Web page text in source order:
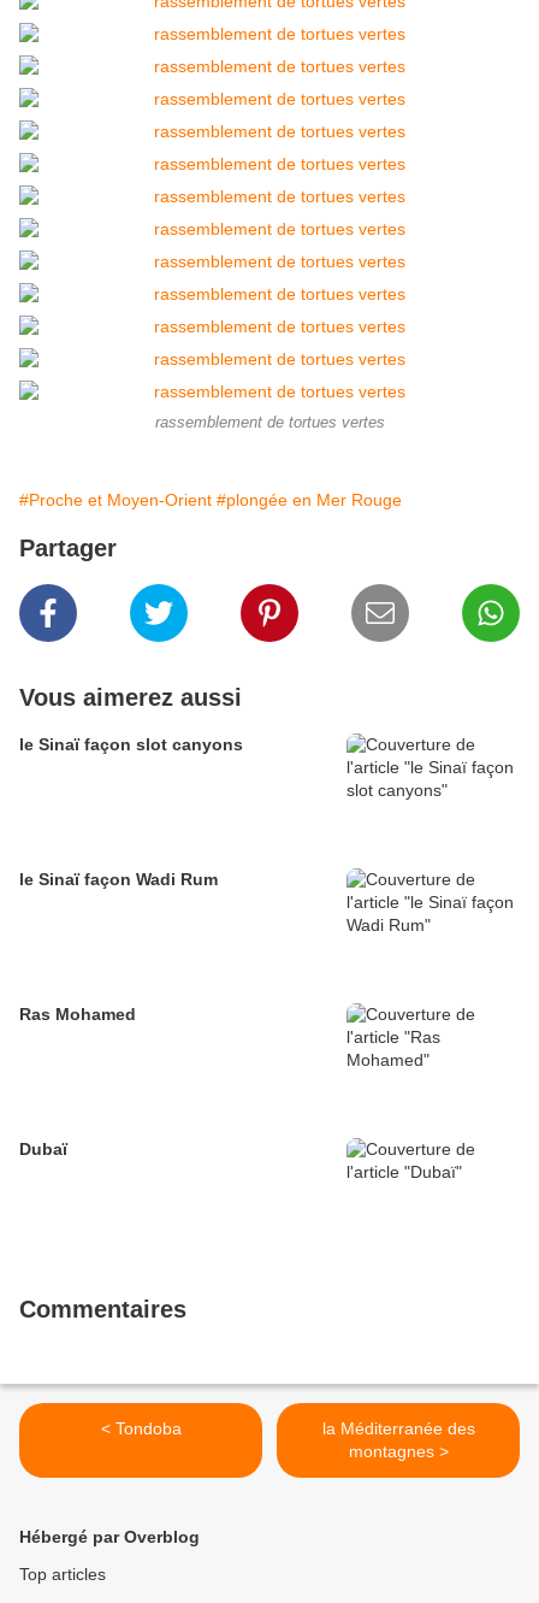
rassemblement de tortues vertes
#Proche et Moyen-Orient #plongée en Mer Rouge
Partager
Vous aimerez aussi
le Sinaï façon slot canyons
le Sinaï façon Wadi Rum
Ras Mohamed
Dubaï
Commentaires
< Tondoba
la Méditerranée des
montagnes >
Hébergé par Overblog
Top articles